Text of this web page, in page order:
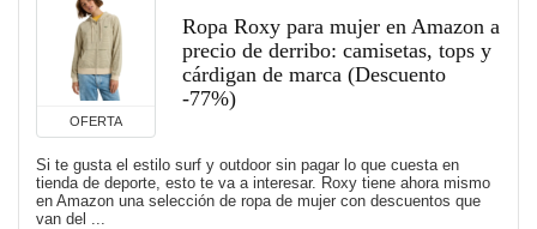
OFERTA
Ropa Roxy para mujer en Amazon a
precio de derribo: camisetas, tops y
cárdigan de marca (Descuento
-77%)
Si te gusta el estilo surf y outdoor sin pagar lo que cuesta en
tienda de deporte, esto te va a interesar. Roxy tiene ahora mismo
en Amazon una selección de ropa de mujer con descuentos que
van del ...